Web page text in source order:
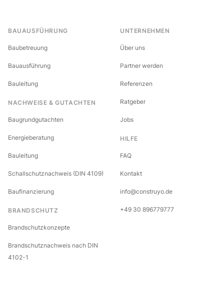
BAUAUSFÜHRUNG
Baubetreuung
Bauausführung
Bauleitung
NACHWEISE & GUTACHTEN
Baugrundgutachten
Energieberatung
Bauleitung
Schallschutznachweis (DIN 4109)
Baufinanzierung
BRANDSCHUTZ
Brandschutzkonzepte
Brandschutznachweis nach DIN
4102-1
UNTERNEHMEN
Über uns
Partner werden
Referenzen
Ratgeber
Jobs
HILFE
FAQ
Kontakt
info@construyo.de
+49 30 896779777